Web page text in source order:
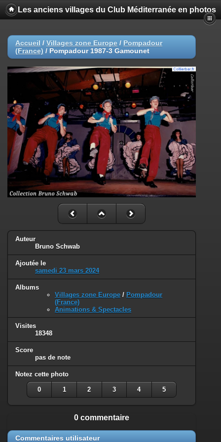
Les anciens villages du Club Méditerranée en photos
Accueil / Villages zone Europe / Pompadour
(France) / Pompadour 1987-3 Gamounet
Auteur
Bruno Schwab
Ajoutée le
samedi 23 mars 2024
Albums
Villages zone Europe / Pompadour
(France)
Animations & Spectacles
Visites
18348
Score
pas de note
Notez cette photo
0 1 2 3 4 5
0 commentaire
Commentaires utilisateur